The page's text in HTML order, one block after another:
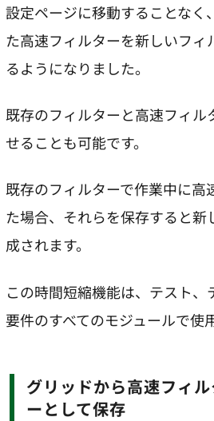
設定ページに移動することなく
た高速フィルターを新しいフィ
るようになりました。
既存のフィルターと高速フィル
せることも可能です。
既存のフィルターで作業中に高
た場合、それらを保存すると
成されます。
この時間短縮機能は、テスト、
要件のすべてのモジュールで使
グリッドから高速フィルターをフィルタ
ーとして保存